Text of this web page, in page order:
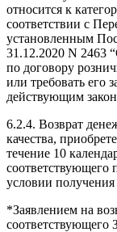
относится к
соответствии с
установленным
31.12.2020 N 2463
по договору
или требовать его
действующим
6.2.4. Возврат
качества,
течение 10
соответствующего
условии
*Заявлением на
соответствующего